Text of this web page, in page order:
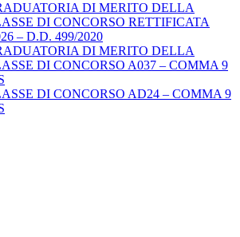
DI MERITO DELLA
DI CONCORSO RETTIFICATA
– D.D. 499/2020
DI MERITO DELLA
DI CONCORSO A037 – COMMA 9
DI CONCORSO AD24 – COMMA 9